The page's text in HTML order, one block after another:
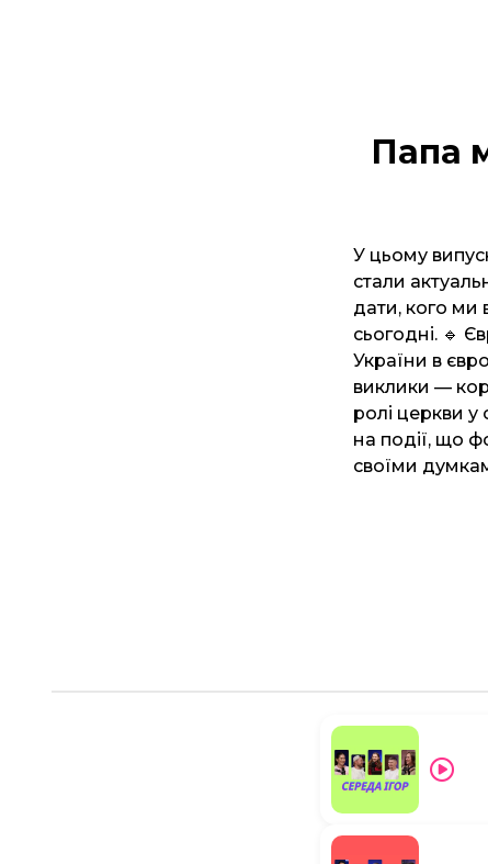
Папа
У цьому
стали
дати, кого ми
сьогодні. 🔹
України в
виклики —
ролі церкви у
на події, що
своїми